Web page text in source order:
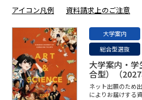
アイコン凡例 資料請求上のご注意
大学案内
総合型選抜
大学案内・
合型）（2027
ネット出願のため
によりお届けする